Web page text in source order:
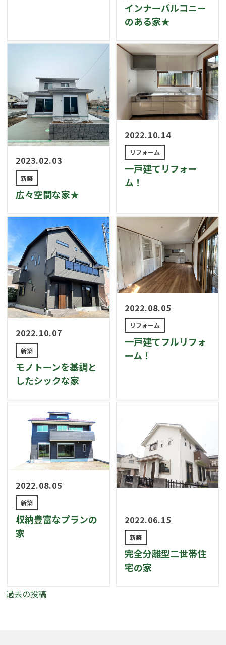
インナーバルコニー
のある家★
2023.02.03
新築
広々空間な家★
2022.10.14
リフォーム
一戸建てリフォー
ム！
2022.10.07
新築
モノトーンを基調と
したシックな家
2022.08.05
リフォーム
一戸建てフルリフォ
ーム！
2022.08.05
新築
収納豊富なプランの
家
2022.06.15
新築
完全分離型二世帯住
宅の家
投
過去の投稿